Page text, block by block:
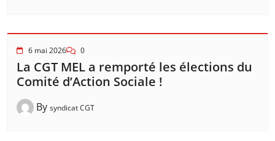
6 mai 2026 0
La CGT MEL a remporté les élections du
Comité d’Action Sociale !
By syndicat CGT